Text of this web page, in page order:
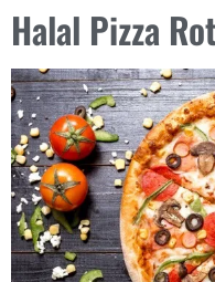
Halal Pizza